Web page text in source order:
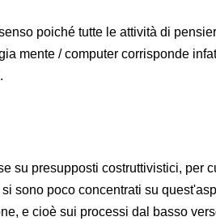
poiché tutte le attività di
mente / computer corrisponde
.
su presupposti costruttivistici, per
sono poco concentrati su
e cioè sui processi dal basso